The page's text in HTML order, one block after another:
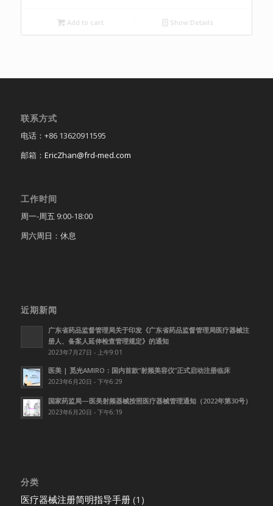
Add to cart Show Details
联系方式
电话：+86 13620911595
邮箱： EricZhan@frd-med.com
工作时间
周一-周五 9:00-18:00
周六周日：休息
近期新闻
广东省药品监督管理局关于印发《广东省药品监督管理局医疗器械注
册人、备案人延伸检查管理规定》的通知
2023年7月27日 - 上午9:01
医美 | 觅光AMIRO：国内首款”射频美容仪”正式启动注册临床
2023年6月20日 - 下午6:29
国家药监局—医美射频器械按照医疗器械管理通知（2022年第30号）
2023年6月20日 - 下午6:19
分类
医疗器械注册简明指导手册(1)